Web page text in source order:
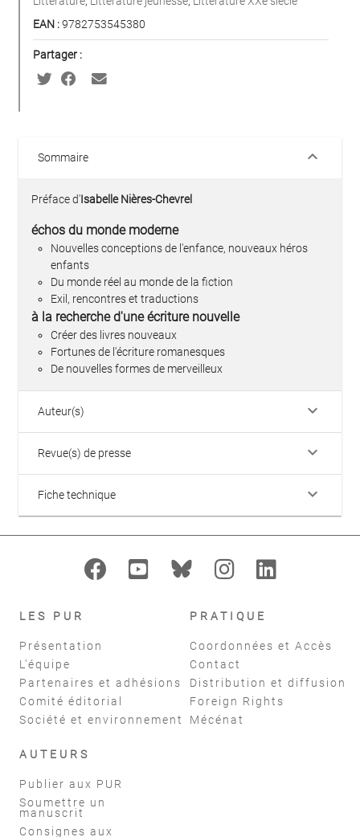
EAN :9782753545380
Partager :
Sommaire keyboard_arrow_down
Préface d'Isabelle Nières-Chevrel
échos du monde moderne
Nouvelles conceptions de l'enfance, nouveaux héros
enfants
Du monde réel au monde de la fiction
Exil, rencontres et traductions
à la recherche d'une écriture nouvelle
Créer des livres nouveaux
Fortunes de l'écriture romanesques
De nouvelles formes de merveilleux
Auteur(s) keyboard_arrow_down
Revue(s) de presse keyboard_arrow_down
Fiche technique keyboard_arrow_down
LES PUR
Présentation
L'équipe
Partenaires et adhésions
Comité éditorial
Société et environnement
PRATIQUE
Coordonnées et Accès
Contact
Distribution et diffusion
Foreign Rights
Mécénat
AUTEURS
Publier aux PUR
Soumettre un
manuscrit
Consignes aux